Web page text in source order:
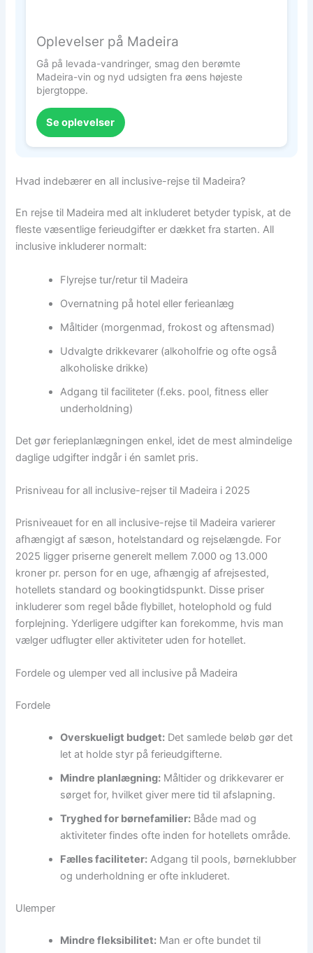
Oplevelser på Madeira
Gå på levada-vandringer, smag den berømte
Madeira-vin og nyd udsigten fra øens højeste
bjergtoppe.
Se oplevelser
Hvad indebærer en all inclusive-rejse til Madeira?
En rejse til Madeira med alt inkluderet betyder typisk, at de
fleste væsentlige ferieudgifter er dækket fra starten. All
inclusive inkluderer normalt:
Flyrejse tur/retur til Madeira
Overnatning på hotel eller ferieanlæg
Måltider (morgenmad, frokost og aftensmad)
Udvalgte drikkevarer (alkoholfrie og ofte også
alkoholiske drikke)
Adgang til faciliteter (f.eks. pool, fitness eller
underholdning)
Det gør ferieplanlægningen enkel, idet de mest almindelige
daglige udgifter indgår i én samlet pris.
Prisniveau for all inclusive-rejser til Madeira i 2025
Prisniveauet for en all inclusive-rejse til Madeira varierer
afhængigt af sæson, hotelstandard og rejselængde. For
2025 ligger priserne generelt mellem 7.000 og 13.000
kroner pr. person for en uge, afhængig af afrejsested,
hotellets standard og bookingtidspunkt. Disse priser
inkluderer som regel både flybillet, hotelophold og fuld
forplejning. Yderligere udgifter kan forekomme, hvis man
vælger udflugter eller aktiviteter uden for hotellet.
Fordele og ulemper ved all inclusive på Madeira
Fordele
Overskueligt budget: Det samlede beløb gør det
let at holde styr på ferieudgifterne.
Mindre planlægning: Måltider og drikkevarer er
sørget for, hvilket giver mere tid til afslapning.
Tryghed for børnefamilier: Både mad og
aktiviteter findes ofte inden for hotellets område.
Fælles faciliteter: Adgang til pools, børneklubber
og underholdning er ofte inkluderet.
Ulemper
Mindre fleksibilitet: Man er ofte bundet til